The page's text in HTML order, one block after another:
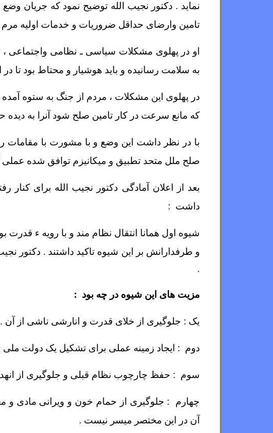
نماید . دکتور نجیب الله توضیح نمود که جریان
تامین وارضای حداقل ضروریات و خدمات اولیه
او در پهلوی مشکلات سیاسی ـ نظامی واجتماعی ،
به سلامت رسانیده و باید هوشیار و محتاط بود
در پهلوی این مشکلات ، مردم از جنگ به ستوه
که مانع سرعت در کار تامین صلح شود آنرا به دیده
با در نظر داشت این وضع و با مشورت با مقامات
صلح ملل متحد تطبیق و میکانیزم توافق شده
بعد از اعلان آمادگی دکتور نجیب الله برای
داشت :
شیوه اول همانا انتقال نظام مند و با رویه ء
و طرفدارانش بر این شیوه تاکید داشتند . دکتور
.
مزیت های این شیوه در چه بود :
یک : جلوگیری از خلای قدرت و انارشی ناشی از آن .
دوم : ایجاد زمینه عملی برای تشکیل یک دولت
سوم : حفظ چارچوب نظام قبلی و جلوگیری از
چهارم : جلوگیری از حمام خون و ویرانی مادی و
آن در این مختصر میسر نیست .